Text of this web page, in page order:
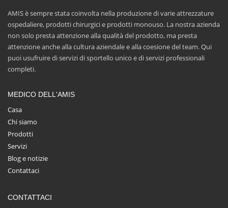
AMIS è sempre stata coinvolta nella produzione di varie attrezzature
ospedaliere, prodotti chirurgici e prodotti monouso. La nostra azienda
non solo presta attenzione alla qualità del prodotto, ma presta
attenzione anche alla cultura aziendale e alla coesione del team. Qui
puoi usufruire di servizi di sportello unico e di servizi professionali
completi.
MEDICO DELL'AMIS
Casa
Chi siamo
Prodotti
Servizi
Blog e notizie
Contattaci
CONTATTACI